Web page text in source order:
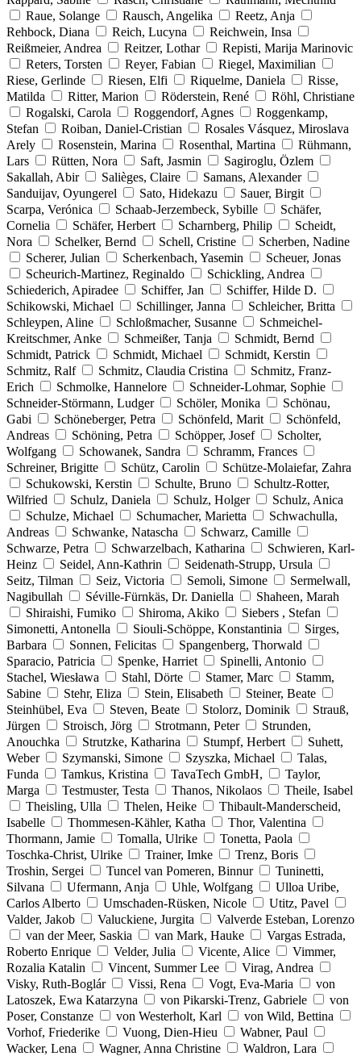
Raue, Solange
Rausch, Angelika
Reetz, Anja
Rehbock, Diana
Reich, Lucyna
Reichwein, Insa
Reißmeier, Andrea
Reitzer, Lothar
Repisti, Marija Marinovic
Reters, Torsten
Reyer, Fabian
Riegel, Maximilian
Riese, Gerlinde
Riesen, Elfi Riquelme, Daniela
Risse,
Matilda
Ritter, Marion Röderstein, René
Röhl, Christiane
Rogalski, Carola
Roggendorf, Agnes
Roggenkamp,
Stefan
Roiban, Daniel-Cristian
Rosales Vásquez, Miroslava
Arely
Rosenstein, Marina Rosenthal, Martina
Rühmann,
Lars
Rütten, Nora Saft, Jasmin
Sagiroglu, Özlem
Sakallah, Abir
Salièges, Claire
Samans, Alexander
Sanduijav, Oyungerel
Sato, Hidekazu
Sauer, Birgit
Scarpa, Verónica
Schaab-Jerzembeck, Sybille
Schäfer,
Cornelia
Schäfer, Herbert Scharnberg, Philip
Scheidt,
Nora
Schelker, Bernd Schell, Cristine
Scherben, Nadine
Scherer, Julian
Scherkenbach, Yasemin
Scheuer, Jonas
Scheurich-Martinez, Reginaldo
Schickling, Andrea
Schiederich, Apiradee
Schiffer, Jan
Schiffer, Hilde D.
Schikowski, Michael
Schillinger, Janna
Schleicher, Britta
Schleypen, Aline
Schloßmacher, Susanne
Schmeichel-
Kreitschmer, Anke
Schmeißer, Tanja
Schmidt, Bernd
Schmidt, Patrick
Schmidt, Michael
Schmidt, Kerstin
Schmitz, Ralf
Schmitz, Claudia Cristina
Schmitz, Franz-
Erich
Schmolke, Hannelore
Schneider-Lohmar, Sophie
Schneider-Störmann, Ludger
Schöler, Monika
Schönau,
Gabi
Schöneberger, Petra Schönfeld, Marit
Schönfeld,
Andreas
Schöning, Petra Schöpper, Josef
Scholter,
Wolfgang
Schowanek, Sandra
Schramm, Frances
Schreiner, Brigitte
Schütz, Carolin
Schütze-Molaiefar, Zahra
Schukowski, Kerstin
Schulte, Bruno
Schultz-Rotter,
Wilfried
Schulz, Daniela Schulz, Holger
Schulz, Anica
Schulze, Michael
Schumacher, Marietta
Schwachulla,
Andreas
Schwanke, Natascha
Schwarz, Camille
Schwarze, Petra
Schwarzelbach, Katharina
Schwieren, Karl-
Heinz
Seidel, Ann-Kathrin
Seidenath-Strupp, Ursula
Seitz, Tilman
Seiz, Victoria Semoli, Simone
Sermelwall,
Nagibullah
Séville-Fürnkäs, Dr. Daniella
Shaheen, Marah
Shiraishi, Fumiko
Shiroma, Akiko
Siebers , Stefan
Simonetti, Antonella
Siouli-Schöppe, Konstantinia
Sirges,
Barbara
Sonnen, Felicitas
Spangenberg, Thorwald
Sparacio, Patricia
Spenke, Harriet
Spinelli, Antonio
Stachel, Wiesława
Stahl, Dörte Stamer, Marc
Stamm,
Sabine
Stehr, Eliza Stein, Elisabeth
Steiner, Beate
Steinhübel, Eva
Steven, Beate Stolorz, Dominik
Strauß,
Jürgen
Stroisch, Jörg Strotmann, Peter
Strunden,
Anouchka
Strutzke, Katharina Stumpf, Herbert
Suhett,
Weber
Szymanski, Simone Szyszka, Michael
Talas,
Funda
Tamkus, Kristina TavaTech GmbH,
Taylor,
Marga
Testmuster, Testa Thanos, Nikolaos
Theile, Isabel
Theisling, Ulla
Thelen, Heike
Thibault-Manderscheid,
Isabelle
Thommesen-Kähler, Katha
Thor, Valentina
Thormann, Jamie
Tomalla, Ulrike
Tonetta, Paola
Toschka-Christ, Ulrike
Trainer, Imke
Trenz, Boris
Troshin, Sergei
Tuncel van Pomeren, Binnur
Tuninetti,
Silvana
Ufermann, Anja Uhle, Wolfgang
Ulloa Uribe,
Carlos Alberto
Umschaden-Rüsken, Nicole
Utitz, Pavel
Valder, Jakob
Valuckiene, Jurgita
Valverde Esteban, Lorenzo
van der Meer, Saskia
van Mark, Hauke
Vargas Estrada,
Roberto Enrique
Velder, Julia Vicente, Alice
Vimmer,
Rozalia Katalin
Vincent, Summer Lee
Virag, Andrea
Visky, Ruth-Boglár
Vissi, Rena Vogt, Eva-Maria
von
Latoszek, Ewa Katarzyna
von Pikarski-Trenz, Gabriele
von
Poser, Constanze
von Westerholt, Karl
von Wild, Bettina
Vorhof, Friederike
Vuong, Dien-Hieu
Wabner, Paul
Wacker, Lena
Wagner, Anna Christine
Waldron, Lara